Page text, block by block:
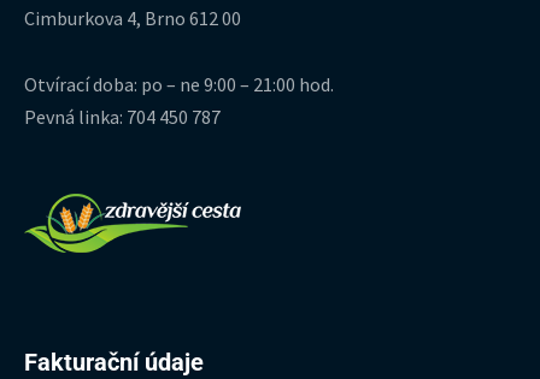
Cimburkova 4, Brno 612 00
Otvírací doba: po – ne 9:00 – 21:00 hod.
Pevná linka: 704 450 787
Fakturační údaje